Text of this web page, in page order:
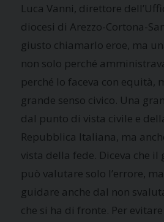
Luca Vanni, direttore
diocesi di Arezzo-Cortona-
giusto chiamarlo eroe, ma
non solo perché
perché lo faceva con equità,
grande senso civico. Una
dal punto di vista civile e
Repubblica Italiana, ma
vista della fede. Diceva che
può valutare solo l’errore,
guidare anche dal non
che si ha di fronte. Per